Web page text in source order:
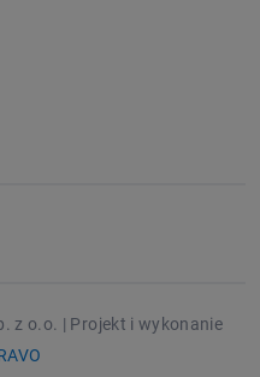
z o.o. | Projekt i wykonanie